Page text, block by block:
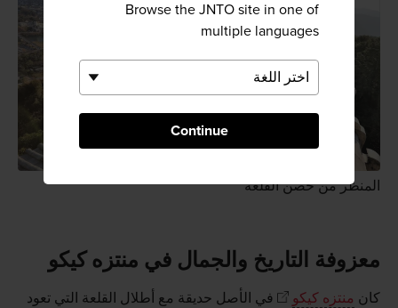
Browse the JNTO site in one of
multiple languages
Continue
المنظر من حصن القلعة
معزوفة التاريخ والجمال في منتزه كيكو
كان منتزه كيكو
في الأصل حديقة مع أطلال القلعة التي تعود